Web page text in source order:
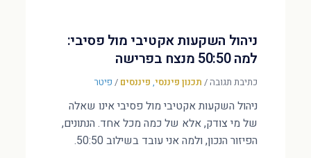
ניהול השקעות אקטיבי מול פסיבי:
למה 50:50 מנצח בפרישה
כתיבת תגובה/ תכנון פיננסי, פיננסים / פיטר
ניהול השקעות אקטיבי מול פסיבי אינו שאלה
של מי צודק, אלא של כמה מכל אחד. הנתונים,
הפיזור הנכון, ולמה אני עובד בשילוב 50:50.